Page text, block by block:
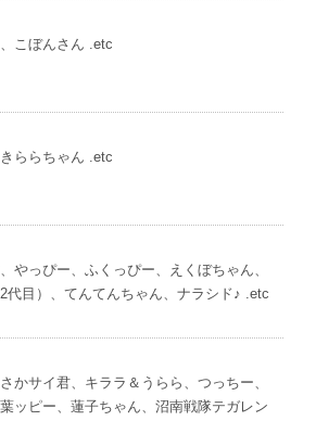
こぼんさん .etc
ららちゃん .etc
やっぴー、ふくっぴー、えくぼちゃん、
代目）、てんてんちゃん、ナラシド♪ .etc
かサイ君、キララ＆うらら、つっちー、
ッピー、蓮子ちゃん、沼南戦隊テガレン